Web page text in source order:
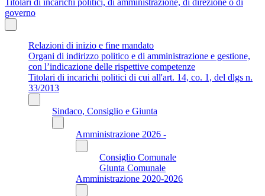
Titolari di incarichi politici, di amministrazione, di direzione o di
governo
Relazioni di inizio e fine mandato
Organi di indirizzo politico e di amministrazione e gestione,
con l’indicazione delle rispettive competenze
Titolari di incarichi politici di cui all'art. 14, co. 1, del dlgs n.
33/2013
Sindaco, Consiglio e Giunta
Amministrazione 2026 -
Consiglio Comunale
Giunta Comunale
Amministrazione 2020-2026